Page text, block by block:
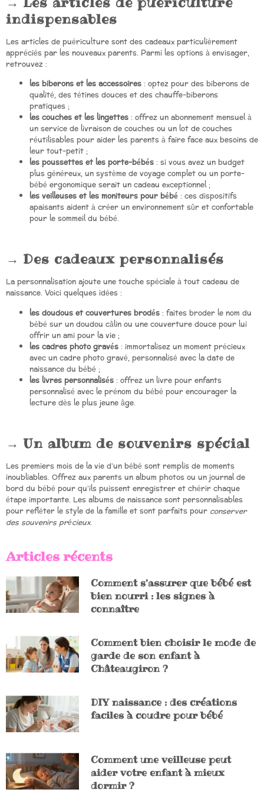
indispensables
Les articles de puériculture sont des cadeaux particulièrement
appréciés par les nouveaux parents. Parmi les options à envisager,
retrouvez :
les biberons et les accessoires : optez pour des biberons de
qualité, des tétines douces et des chauffe-biberons
pratiques ;
les couches et les lingettes : offrez un abonnement mensuel à
un service de livraison de couches ou un lot de couches
réutilisables pour aider les parents à faire face aux besoins de
leur tout-petit ;
les poussettes et les porte-bébés : si vous avez un budget
plus généreux, un système de voyage complet ou un porte-
bébé ergonomique serait un cadeau exceptionnel ;
les veilleuses et les moniteurs pour bébé : ces dispositifs
apaisants aident à créer un environnement sûr et confortable
pour le sommeil du bébé.
Des cadeaux personnalisés
La personnalisation ajoute une touche spéciale à tout cadeau de
naissance. Voici quelques idées :
les doudous et couvertures brodés : faites broder le nom du
bébé sur un doudou câlin ou une couverture douce pour lui
offrir un ami pour la vie ;
les cadres photo gravés : immortalisez un moment précieux
avec un cadre photo gravé, personnalisé avec la date de
naissance du bébé ;
les livres personnalisés : offrez un livre pour enfants
personnalisé avec le prénom du bébé pour encourager la
lecture dès le plus jeune âge.
Un album de souvenirs spécial
Les premiers mois de la vie d’un bébé sont remplis de moments
inoubliables. Offrez aux parents un album photos ou un journal de
bord du bébé pour qu’ils puissent enregistrer et chérir chaque
étape importante. Les albums de naissance sont personnalisables
pour refléter le style de la famille et sont parfaits pour conserver
des souvenirs précieux.
Articles récents
Comment s’assurer que bébé est
bien nourri : les signes à
connaître
Comment bien choisir le mode de
garde de son enfant à
Châteaugiron ?
DIY naissance : des créations
faciles à coudre pour bébé
Comment une veilleuse peut
aider votre enfant à mieux
dormir ?